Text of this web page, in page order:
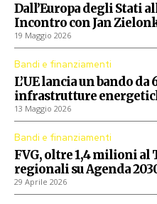
Dall’Europa degli Stati
Incontro con Jan
19 Maggio 2026
Bandi e finanziamenti
L’UE lancia un bando
infrastrutture
13 Maggio 2026
Bandi e finanziamenti
FVG, oltre 1,4 milioni al
regionali su Agenda
29 Aprile 2026